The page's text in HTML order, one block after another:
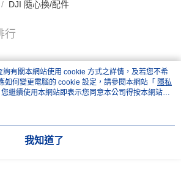
DJI 隨心換/配件
行
有關本網站使用 cookie 方式之詳情，及若您不希
如何變更電腦的 cookie 設定，請參閱本網站「 隱私
繼續使用本網站即表示您同意本公司得按本網站使
。
我知道了